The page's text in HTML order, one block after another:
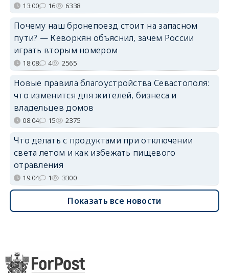
13:00 16 6338
Почему наш бронепоезд стоит на запасном
пути? — Кеворкян объяснил, зачем России
играть вторым номером
18:08 4 2565
Новые правила благоустройства Севастополя:
что изменится для жителей, бизнеса и
владельцев домов
08:04 15 2375
Что делать с продуктами при отключении
света летом и как избежать пищевого
отравления
19:04 1 3300
Показать все новости